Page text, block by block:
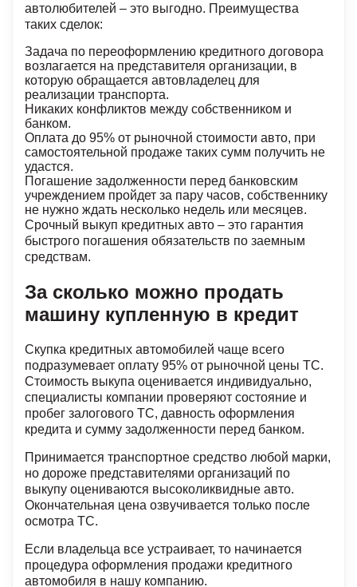
автолюбителей – это выгодно. Преимущества
таких сделок:
Задача по переоформлению кредитного договора
возлагается на представителя организации, в
которую обращается автовладелец для
реализации транспорта.
Никаких конфликтов между собственником и
банком.
Оплата до 95% от рыночной стоимости авто, при
самостоятельной продаже таких сумм получить не
удастся.
Погашение задолженности перед банковским
учреждением пройдет за пару часов, собственнику
не нужно ждать несколько недель или месяцев.
Срочный выкуп кредитных авто – это гарантия
быстрого погашения обязательств по заемным
средствам.
За сколько можно продать
машину купленную в кредит
Скупка кредитных автомобилей чаще всего
подразумевает оплату 95% от рыночной цены ТС.
Стоимость выкупа оценивается индивидуально,
специалисты компании проверяют состояние и
пробег залогового ТС, давность оформления
кредита и сумму задолженности перед банком.
Принимается транспортное средство любой марки,
но дороже представителями организаций по
выкупу оцениваются высоколиквидные авто.
Окончательная цена озвучивается только после
осмотра ТС.
Если владельца все устраивает, то начинается
процедура оформления продажи кредитного
автомобиля в нашу компанию.